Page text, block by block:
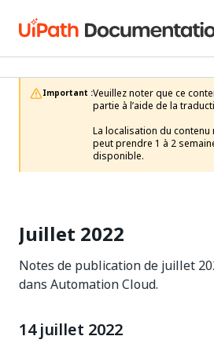
Important :Veuillez noter que ce
partie à l’aide de la
La localisation du
peut prendre 1 à 2
disponible.
Juillet 2022
Notes de publication de juillet
dans Automation Cloud.
14 juillet 2022